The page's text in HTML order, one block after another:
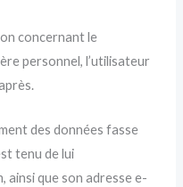
concernant le
personnel, l’utilisateur
des données fasse
tenu de lui
ainsi que son adresse e-